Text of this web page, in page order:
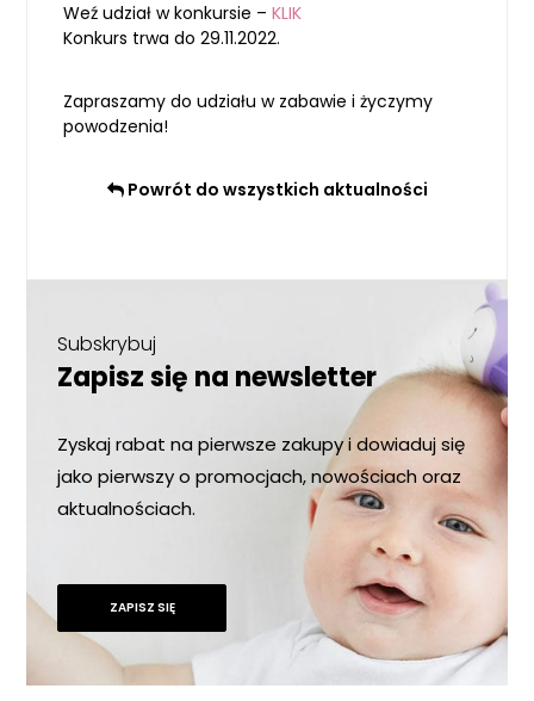
Weź udział w konkursie – KLIK
Konkurs trwa do 29.11.2022.
Zapraszamy do udziału w zabawie i życzymy
powodzenia!
Powrót do wszystkich aktualności
Subskrybuj
Zapisz się na newsletter
Zyskaj rabat na pierwsze zakupy i dowiaduj się
jako pierwszy o promocjach, nowościach oraz
aktualnościach.
ZAPISZ SIĘ